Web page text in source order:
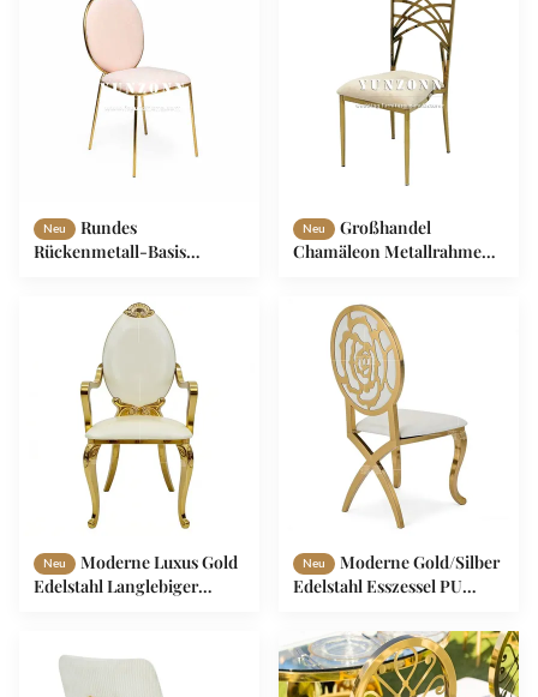
Wohnzimmer im Freien
Neu
Rundes
Rückenmetall-Basis
Samtstühle Moderne
Esszessel Luxus-
Restaurantsessel
Neu
Großhandel
Chamäleon Metallrahmen
Esszimmerstühle für
stilvolle Events
Neu
Moderne Luxus Gold
Edelstahl Langlebiger
Außenbereiche und
Wohnungen
Neu
Moderne Gold/Silber
Edelstahl Esszessel PU
Dauerhafte Außennutzung
für Hotels Hochzeiten
Wohnungen Villen